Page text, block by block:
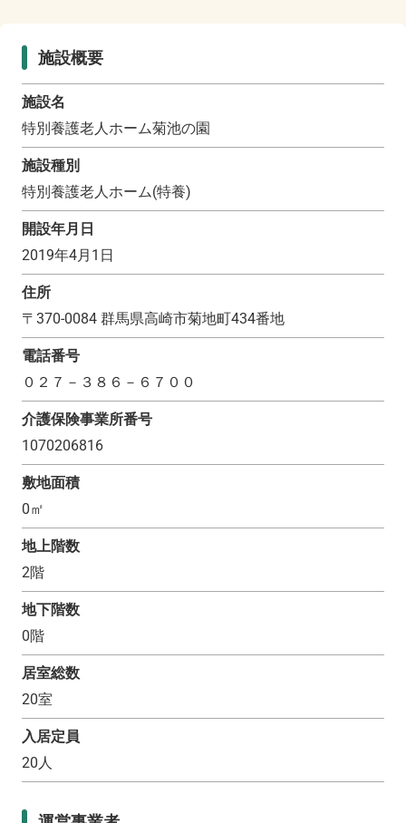
施設概要
施設名
特別養護老人ホーム菊池の園
施設種別
特別養護老人ホーム(特養)
開設年月日
2019年4月1日
住所
〒 370-0084 群馬県高崎市菊地町434番地
電話番号
０２７－３８６－６７００
介護保険事業所番号
1070206816
敷地面積
0㎡
地上階数
2階
地下階数
0階
居室総数
20室
入居定員
20人